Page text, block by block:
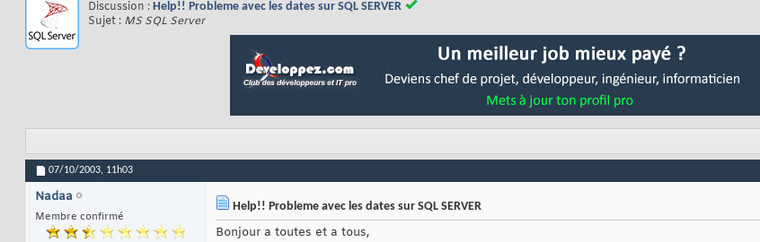
Discussion : Help!! Probleme avec les dates sur SQL SERVER
Sujet : MS SQL Server
07/10/2003, 11h03
Nadaa
Membre confirmé
Help!! Probleme avec les dates sur SQL SERVER
Bonjour a toutes et a tous,